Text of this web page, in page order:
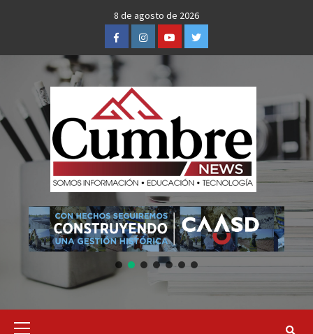
8 de agosto de 2026
FacebookInstagramYoutubeTwitter